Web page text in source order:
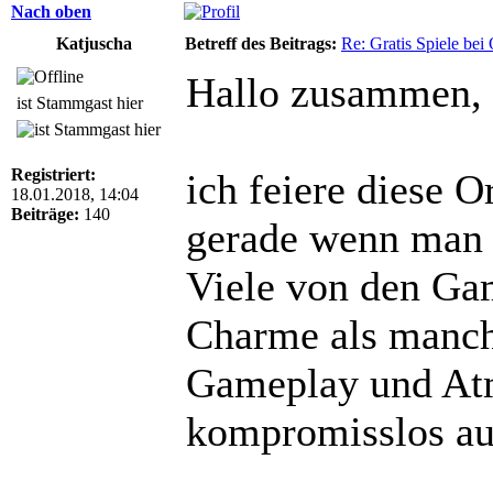
Nach oben
Katjuscha
Betreff des Beitrags: Re: Gratis Spiele bei
ist Stammgast hier
Registriert:
18.01.2018, 14:04
Beiträge: 140
Hallo zusammen,
ich feiere diese
gerade wenn
Viele von den
Charme als
Gameplay und
kompromisslos